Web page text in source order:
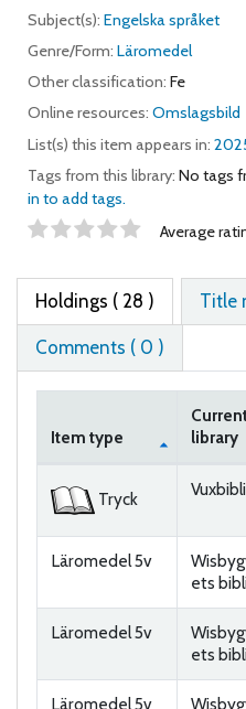
Subject(s): Engelska språket
Genre/Form: Läromedel
Other classification: Fe
Online resources: Omslagsbild
List(s) this item appears in:
Tags from this library: No tags
in to add tags.
Star ratings Average
Holdings ( 28 ) Title
Comments ( 0 )
Item type
library
Tryck
Läromedel 5v
ets
Läromedel 5v
ets
Läromedel 5v